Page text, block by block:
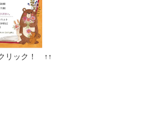
リック！ ↑↑